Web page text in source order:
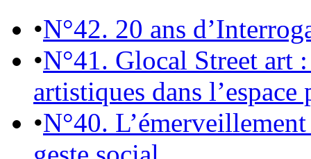
•N°42. 20 ans
•N°41. Glocal Street art
artistiques dans l’espace
•N°40.